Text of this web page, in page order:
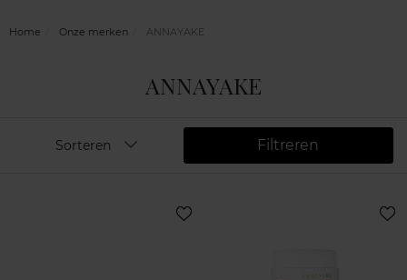
Home Onze merken ANNAYAKE
ANNAYAKE
Filtreren
Sorteren